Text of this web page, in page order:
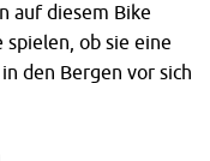
auf diesem Bike
ob sie eine
den Bergen vor sich